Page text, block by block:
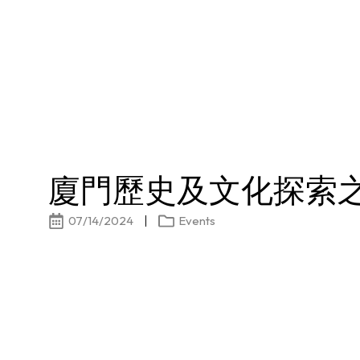
廈門歷史及文化探索
07/14/2024 Events